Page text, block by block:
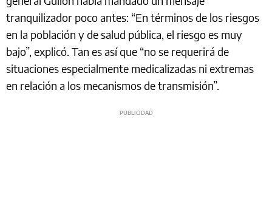
tranquilizador poco antes: “En términos de los riesgos
en la población y de salud pública, el riesgo es muy
bajo”, explicó. Tan es así que “no se requerirá de
situaciones especialmente medicalizadas ni extremas
en relación a los mecanismos de transmisión”.